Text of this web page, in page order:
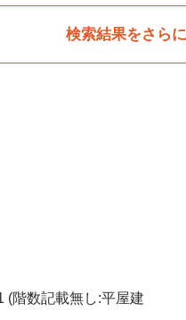
検索結果をさら
(階数記載無し:平屋建